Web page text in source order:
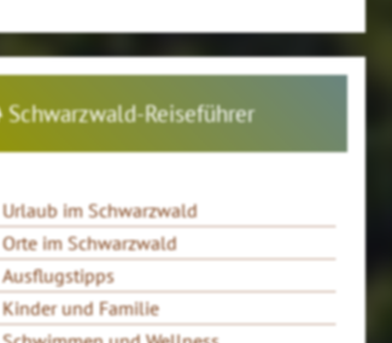
Schwarzwald-Reiseführer
Urlaub im Schwarzwald
Orte im Schwarzwald
Ausflugstipps
Kinder und Familie